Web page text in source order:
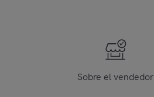
Sobre el vendedor